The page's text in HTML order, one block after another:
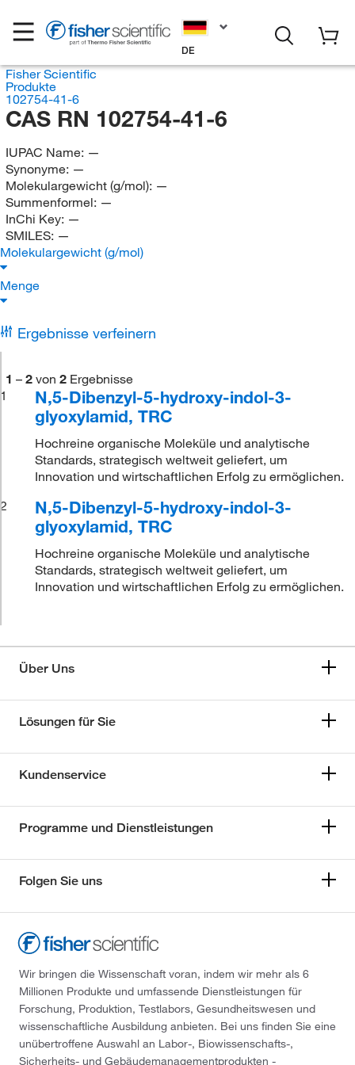
DE
Fisher Scientific
Produkte
102754-41-6
CAS RN 102754-41-6
IUPAC Name: —
Synonyme: —
Molekulargewicht (g/mol): —
Summenformel: —
InChi Key: —
SMILES: —
Molekulargewicht (g/mol)
Menge
Ergebnisse verfeinern
1 – 2 von 2 Ergebnisse
1
N,5-Dibenzyl-5-hydroxy-indol-3-
glyoxylamid, TRC
Hochreine organische Moleküle und analytische
Standards, strategisch weltweit geliefert, um
Innovation und wirtschaftlichen Erfolg zu ermöglichen.
2
N,5-Dibenzyl-5-hydroxy-indol-3-
glyoxylamid, TRC
Hochreine organische Moleküle und analytische
Standards, strategisch weltweit geliefert, um
Innovation und wirtschaftlichen Erfolg zu ermöglichen.
Über Uns
Lösungen für Sie
Kundenservice
Programme und Dienstleistungen
Folgen Sie uns
Wir bringen die Wissenschaft voran, indem wir mehr als 6
Millionen Produkte und umfassende Dienstleistungen für
Forschung, Produktion, Testlabors, Gesundheitswesen und
wissenschaftliche Ausbildung anbieten. Bei uns finden Sie eine
unübertroffene Auswahl an Labor-, Biowissenschafts-,
Sicherheits- und Gebäudemanagementprodukten -